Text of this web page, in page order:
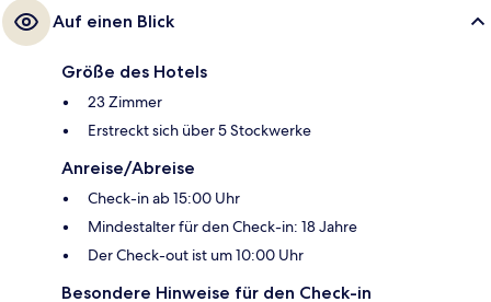
Auf einen Blick
Größe des Hotels
23 Zimmer
Erstreckt sich über 5 Stockwerke
Anreise/Abreise
Check-in ab 15:00 Uhr
Mindestalter für den Check-in: 18 Jahre
Der Check-out ist um 10:00 Uhr
Besondere Hinweise für den Check-in